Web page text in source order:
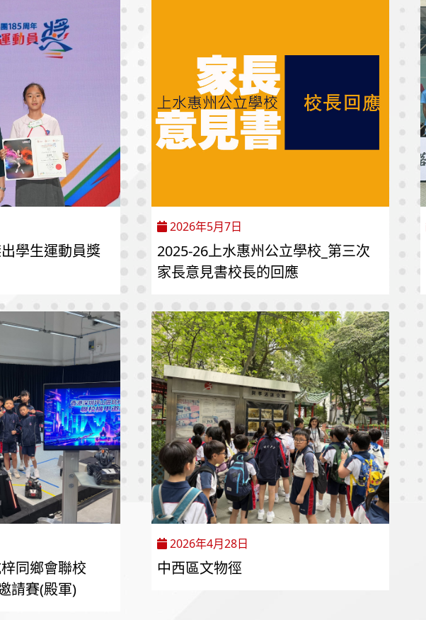
學生運動員獎
2026年5月7日
2025-26上水惠州公立學校_第三次
家長意見書校長的回應
同鄉會聯校
請賽(殿軍)
2026年4月28日
中西區文物徑